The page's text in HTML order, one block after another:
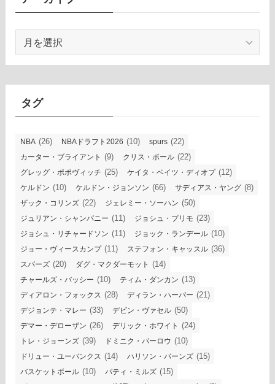
カ
イ
タグ
NBA (26) NBAドラフト2026 (10) spurs (22)
カーター・ブライアント (9) クリス・ポール (22)
グレッグ・ポポヴィッチ (25) ケイタ・ベイツ・ディオプ(12)
ケルドン (10) ケルドン・ジョンソン (66) サディアス・ヤング (8)
ザック・コリンズ (22) ジェレミー・ソーハン (50)
ジュリアン・シャンパニー (11) ジョシュ・プリモ (23)
ジョシュ・リチャードソン (11) ジョック・ランデール (10)
ジョー・ヴィースカンプ(11) ステフォン・キャッスル (36)
スパーズ (20) ダグ・マクダーモット (14)
チャールズ・バッシー (10) ティム・ダンカン (13)
ディアロン・フォックス (28) ディラン・ハーパー (21)
デジョンテ・マレー (33) デビン・ヴァセル (50)
デマー・デローザン (26) デリック・ホワイト (24)
トレ・ジョーンズ (39) ドミニク・バーロウ (10)
ドリュー・ユーバンクス (14) ハリソン・バーンズ (15)
バスケットボール (10) パティ・ミルズ (15)